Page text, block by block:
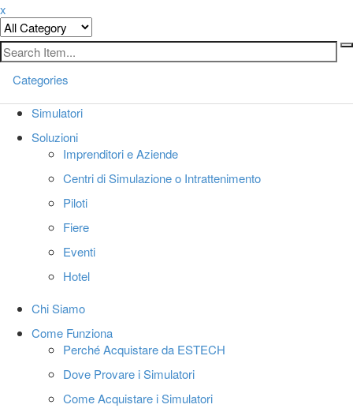
x
Categories
Simulatori
Soluzioni
Imprenditori e Aziende
Centri di Simulazione o Intrattenimento
Piloti
Fiere
Eventi
Hotel
Chi Siamo
Come Funziona
Perché Acquistare da ESTECH
Dove Provare i Simulatori
Come Acquistare i Simulatori